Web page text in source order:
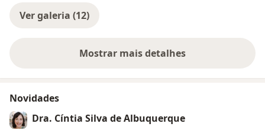
Ver galeria (12)
Mostrar mais detalhes
sobre a experiência
Novidades
Dra. Cíntia Silva de Albuquerque